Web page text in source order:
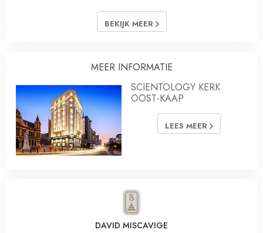
BEKIJK MEER
MEER INFORMATIE
SCIENTOLOGY KERK
OOST-KAAP
LEES MEER
DAVID MISCAVIGE